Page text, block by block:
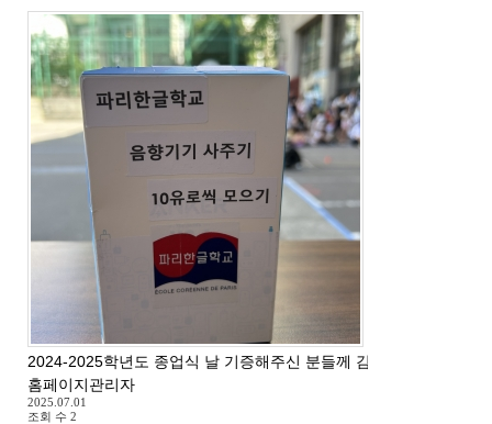
2024-2025학년도 종업식 날 기증해주신 분들께 감사드립니다.
홈페이지관리자
2025.07.01
조회 수 2